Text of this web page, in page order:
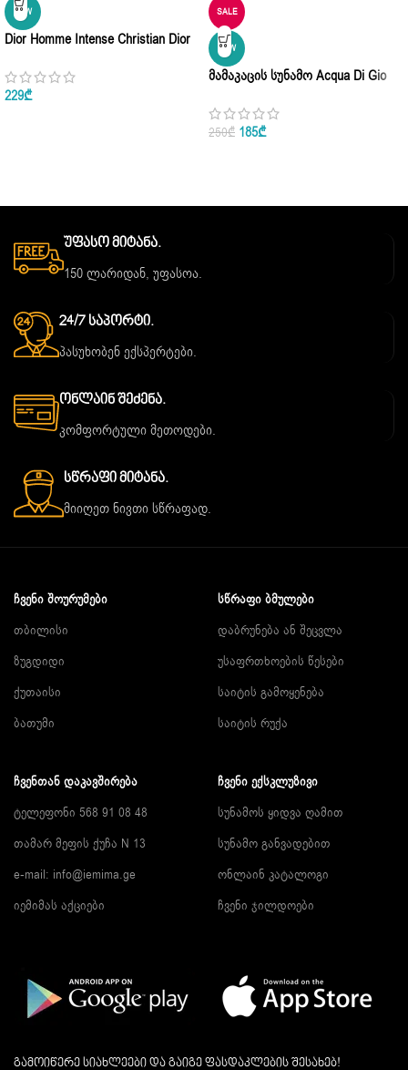
NEW
Dior Homme Intense Christian Dior
229₾
SALE
NEW
Მამაკაცის Სუნამო Acqua Di Gio
250₾ 185₾
Უფასო Მიტანა.
150 ლარიდან, უფასოა.
24/7 Საპორტი.
პასუხობენ ექსპერტები.
Ონლაინ Შეძენა.
კომფორტული მეთოდები.
Სწრაფი Მიტანა.
მიიღეთ ნივთი სწრაფად.
ᲩᲕᲔᲜᲘ ᲨᲝᲣᲠᲣᲛᲔᲑᲘ
თბილისი
ზუგდიდი
ქუთაისი
ბათუმი
ᲡᲬᲠᲐᲤᲘ ᲑᲛᲣᲚᲔᲑᲘ
დაბრუნება ან შეცვლა
უსაფრთხოების წესები
საიტის გამოყენება
საიტის რუქა
ᲩᲕᲔᲜᲗᲐᲜ ᲓᲐᲙᲐᲕᲨᲘᲠᲔᲑᲐ
ტელეფონი 568 91 08 48
თამარ მეფის ქუჩა N 13
e-mail: info@iemima.ge
იემიმას აქციები
ᲩᲕᲔᲜᲘ ᲔᲥᲡᲙᲚᲣᲖᲘᲕᲘ
სუნამოს ყიდვა ღამით
სუნამო განვადებით
ონლაინ კატალოგი
ჩვენი ჯილდოები
გამოიწერე სიახლეები და გაიგე ფასდაკლების შესახებ!